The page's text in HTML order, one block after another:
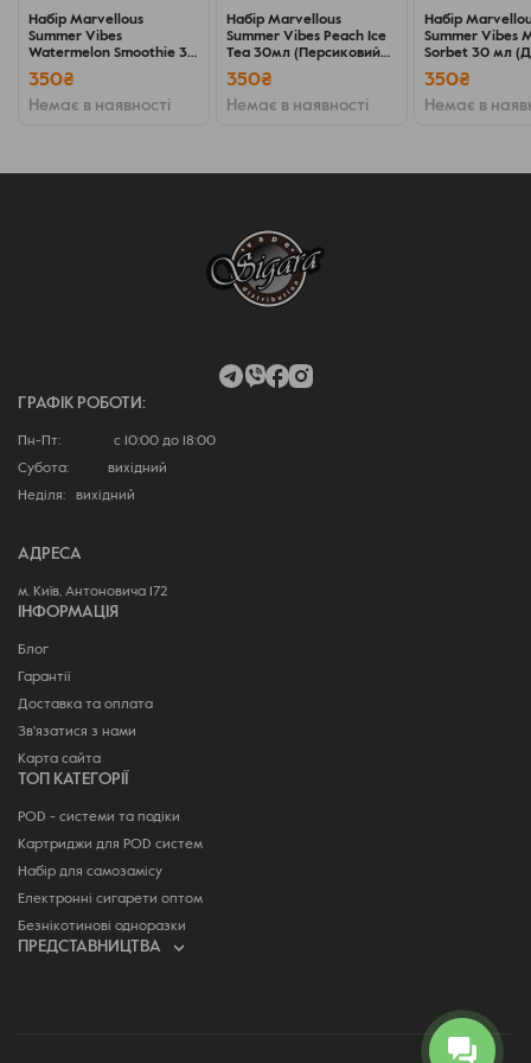
Набір Marvellous
Summer Vibes
Watermelon Smoothie 30
мл (Кавуновий смузі),
самозаміс
350₴
Немає в наявності
Набір Marvellous
Summer Vibes Peach Ice
Tea 30мл (Персиковий
холодний чай),
самозаміс
350₴
Немає в наявності
Набір
Summer Vibes
Sorbet 30 мл
сорбет),
350₴
Немає в
ГРАФІК РОБОТИ:
Пн-Пт: с 10:00 до 18:00
Субота: вихідний
Неділя: вихідний
АДРЕСА
м. Київ, Антоновича 172
ІНФОРМАЦІЯ
Блог
Гарантії
Доставка та оплата
Зв'язатися з нами
Карта сайта
ТОП КАТЕГОРІЇ
POD - системи та подіки
Картриджи для POD систем
Набір для самозамісу
Електронні сигарети оптом
Безнікотинові одноразки
ПРЕДСТАВНИЦТВА